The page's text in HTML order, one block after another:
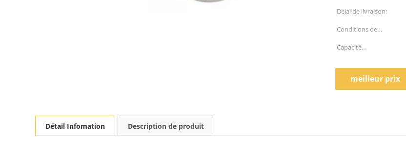
Délai de livraison:
Conditions de
paiement:
Capacité
meilleur prix
Détail Infomation Description de produit